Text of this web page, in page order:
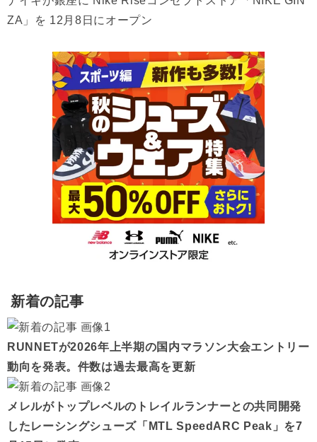
ZA」を 12月8日にオープン
新着の記事
RUNNETが2026年上半期の国内マラソン大会エントリー
動向を発表。件数は過去最高を更新
メレルがトップレベルのトレイルランナーとの共同開発
したレーシングシューズ「MTL SpeedARC Peak」を7